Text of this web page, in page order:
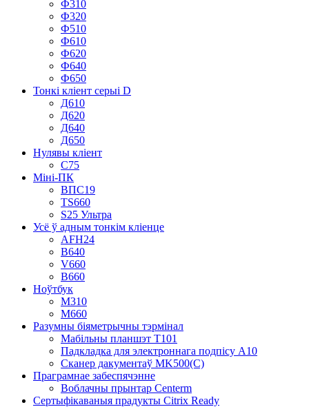
Ф310
Ф320
Ф510
Ф610
Ф620
Ф640
Ф650
Тонкі кліент серыі D
Д610
Д620
Д640
Д650
Нулявы кліент
С75
Міні-ПК
ВПС19
TS660
S25 Ультра
Усё ў адным тонкім кліенце
AFH24
В640
V660
В660
Ноўтбук
М310
М660
Разумны біяметрычны тэрмінал
Мабільны планшэт T101
Падкладка для электроннага подпісу A10
Сканер дакументаў MK500(C)
Праграмнае забеспячэнне
Воблачны прынтар Centerm
Сертыфікаваныя прадукты Citrix Ready